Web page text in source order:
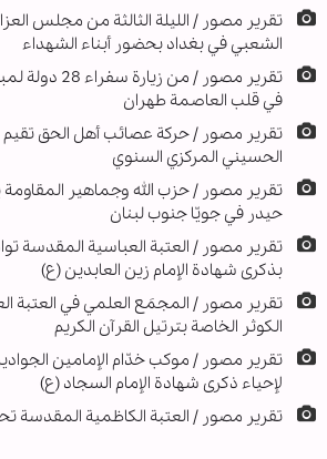
تقرير مصور / الليلة الثالثة من مجلس
الشعبي في بغداد بحضور أبناء الشهداء
تقریر مصور / من
في قلب العاصمة طهران
تقرير مصور / حركة عصائب أهل الحق
الحسيني المركزي السنوي
تقرير مصور / حزب الله وجماهير
حيدر في جويّا جنوب لبنان
تقرير مصور / العتبة العباسية المقدسة
بذكرى شهادة الإمام زين العابدين (ع)
تقرير مصور / المجمَع العلمي في العتبة
الكوثر الخاصة بترتيل القرآن الكريم
تقرير مصور / موكب خدّام الإمامين
لإحياء ذكرى شهادة الإمام السجاد (ع)
تقرير مصور / العتبة الكاظمية المقدسة